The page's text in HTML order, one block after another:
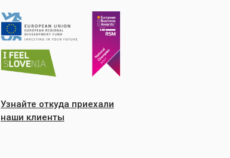
Узнайте откуда приехали
наши клиенты